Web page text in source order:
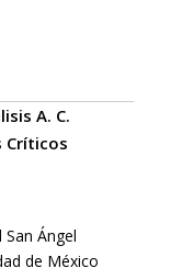
A. C.
Críticos
San Ángel
de México